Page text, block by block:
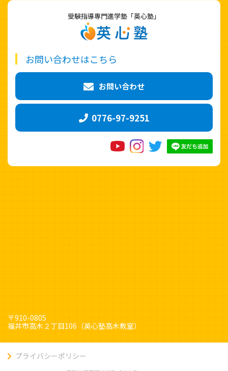
受験指導専門進学塾「英心塾」
お問い合わせはこちら
お問い合わせ
0776-97-9251
〒910-0805
福井市高木２丁目106（英心塾高木教室）
プライバシーポリシー